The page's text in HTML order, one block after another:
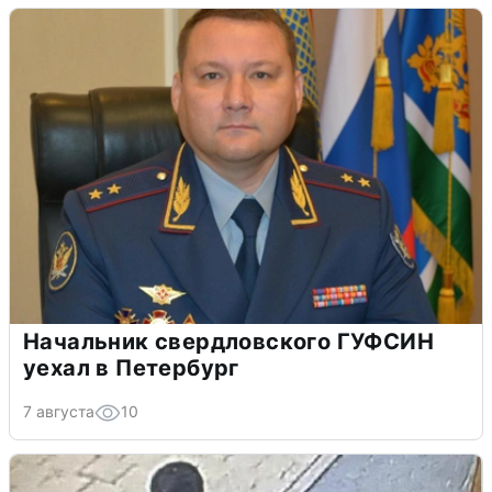
Начальник свердловского ГУФСИН
уехал в Петербург
7 августа 10